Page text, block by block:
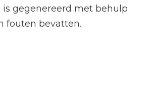
is gegenereerd met behulp
fouten bevatten.